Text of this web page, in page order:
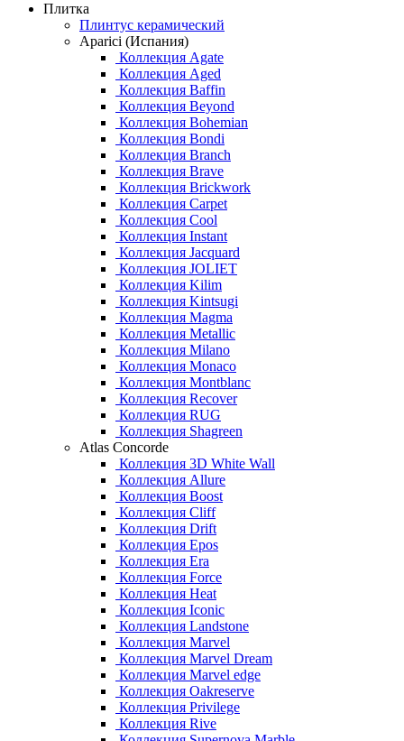
Плитка
Плинтус керамический
Aparici (Испания)
Коллекция Agate
Коллекция Aged
Коллекция Baffin
Коллекция Beyond
Коллекция Bohemian
Коллекция Bondi
Коллекция Branch
Коллекция Brave
Коллекция Brickwork
Коллекция Carpet
Коллекция Cool
Коллекция Instant
Коллекция Jacquard
Коллекция JOLIET
Коллекция Kilim
Коллекция Kintsugi
Коллекция Magma
Коллекция Metallic
Коллекция Milano
Коллекция Monaco
Коллекция Montblanc
Коллекция Recover
Коллекция RUG
Коллекция Shagreen
Atlas Concorde
Коллекция 3D White Wall
Коллекция Allure
Коллекция Boost
Коллекция Cliff
Коллекция Drift
Коллекция Epos
Коллекция Era
Коллекция Force
Коллекция Heat
Коллекция Iconic
Коллекция Landstone
Коллекция Marvel
Коллекция Marvel Dream
Коллекция Marvel edge
Коллекция Oakreserve
Коллекция Privilege
Коллекция Rive